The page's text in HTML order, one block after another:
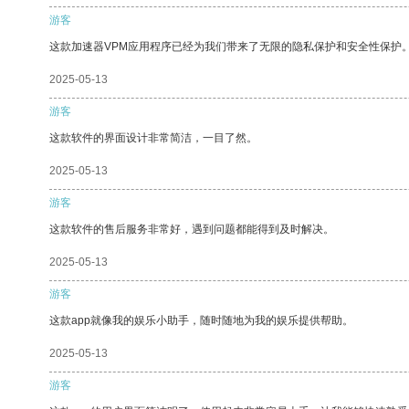
游客
这款加速器VPM应用程序已经为我们带来了无限的隐私保护和安全性保护
2025-05-13
游客
这款软件的界面设计非常简洁，一目了然。
2025-05-13
游客
这款软件的售后服务非常好，遇到问题都能得到及时解决。
2025-05-13
游客
这款app就像我的娱乐小助手，随时随地为我的娱乐提供帮助。
2025-05-13
游客